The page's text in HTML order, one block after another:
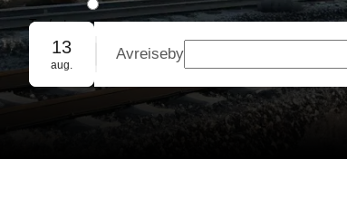
Tur/retur
Gruppebooking
13
aug.
Avreiseby